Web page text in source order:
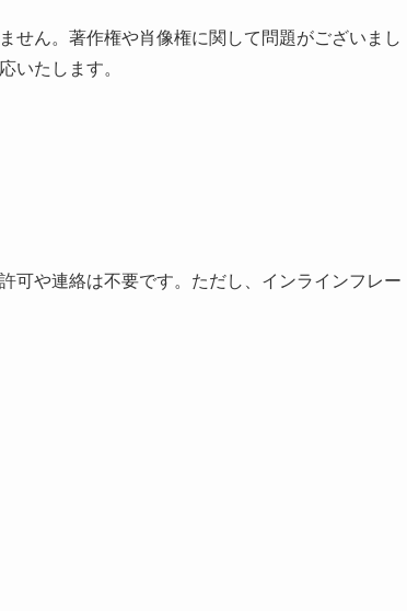
せん。著作権や肖像権に関して問題がございまし
いたします。
可や連絡は不要です。ただし、インラインフレー